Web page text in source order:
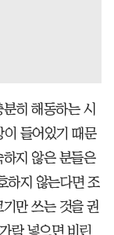
히 해동하는 시
들어있기 때문
지 않은 분들은
하지 않는다면 조
만 쓰는 것을 권
락 넣으면 비린